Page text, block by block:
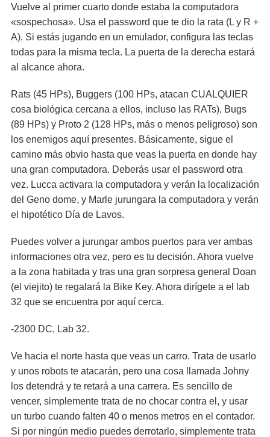
Vuelve al primer cuarto donde estaba la computadora
«sospechosa». Usa el password que te dio la rata (L y R +
A). Si estás jugando en un emulador, configura las teclas
todas para la misma tecla. La puerta de la derecha estará
al alcance ahora.
Rats (45 HPs), Buggers (100 HPs, atacan CUALQUIER
cosa biológica cercana a ellos, incluso las RATs), Bugs
(89 HPs) y Proto 2 (128 HPs, más o menos peligroso) son
los enemigos aquí presentes. Básicamente, sigue el
camino más obvio hasta que veas la puerta en donde hay
una gran computadora. Deberás usar el password otra
vez. Lucca activara la computadora y verán la localización
del Geno dome, y Marle jurungara la computadora y verán
el hipotético Día de Lavos.
Puedes volver a jurungar ambos puertos para ver ambas
informaciones otra vez, pero es tu decisión. Ahora vuelve
a la zona habitada y tras una gran sorpresa general Doan
(el viejito) te regalará la Bike Key. Ahora dirígete a el lab
32 que se encuentra por aquí cerca.
-2300 DC, Lab 32.
Ve hacia el norte hasta que veas un carro. Trata de usarlo
y unos robots te atacarán, pero una cosa llamada Johny
los detendrá y te retará a una carrera. Es sencillo de
vencer, simplemente trata de no chocar contra el, y usar
un turbo cuando falten 40 o menos metros en el contador.
Si por ningún medio puedes derrotarlo, simplemente trata